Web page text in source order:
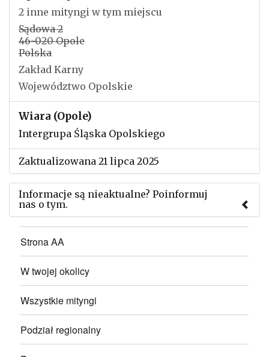
2 inne mityngi w tym miejscu
Sądowa 2
46-020 Opole
Polska
Zakład Karny
Województwo Opolskie
Wiara (Opole)
Intergrupa Śląska Opolskiego
Zaktualizowana 21 lipca 2025
Informacje są nieaktualne? Poinformuj
nas o tym.
Użyj tego formularza aby przesłać informację o
zmianach w powyższym mityngu.
Strona AA
W twojej okolicy
Wszystkie mityngi
Podział regionalny